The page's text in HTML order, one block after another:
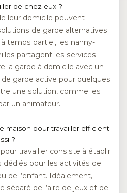
de chez eux ?
leur domicile peuvent
de garde alternatives
temps partiel, les nanny-
partagent les services
la garde à domicile avec un
garde active pour quelques
une solution, comme les
un animateur.
maison pour travailler efficient
?
travailler consiste à établir
pour les activités de
de l’enfant. Idéalement,
séparé de l’aire de jeux et de